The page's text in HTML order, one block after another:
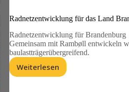
Radnetzentwicklung für das Land
Radnetzentwicklung für Brandenburg
Gemeinsam mit Rambøll entwickeln
baulastträgerübergreifend.
WeiterlesenRadnetzentwicklung